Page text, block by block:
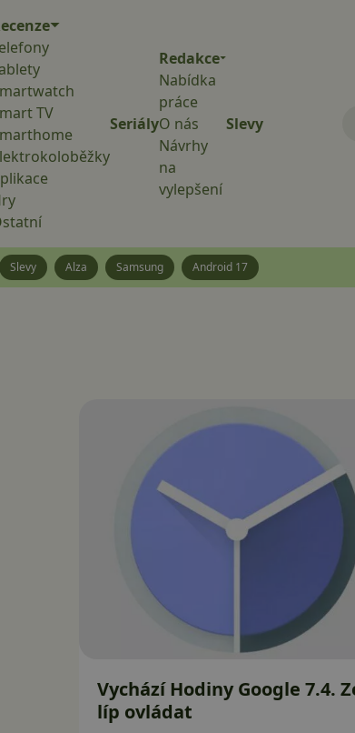
TV
Seriály
Redakce
Nabídka
práce
O nás
Návrhy
na
vylepšení
Slevy
Slevy Alza Samsung Android 17
Vychází Hodiny Google 7.4.
líp ovládat